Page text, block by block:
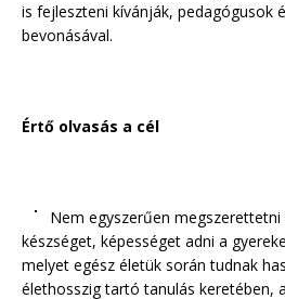
is fejleszteni kívánják, pedagógusok
bevonásával.
Értő olvasás a cél
Nem egyszerűen
készséget, képességet adni a
melyet egész életük során tudnak
élethosszig tartó tanulás keretében,